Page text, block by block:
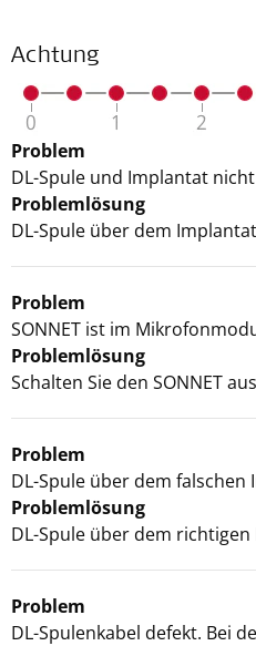
Achtung
Problem
DL-Spule und Implantat
Problemlösung
DL-Spule über dem
Problem
SONNET ist im
Problemlösung
Schalten Sie den SONNET
Problem
DL-Spule über dem falschen
Problemlösung
DL-Spule über dem
Problem
DL-Spulenkabel defekt. Bei